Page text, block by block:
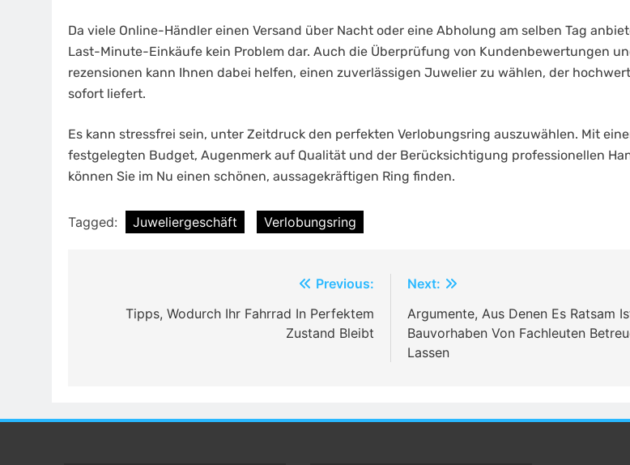
Da viele Online-Händler einen Versand über Nacht oder eine Abholung am selben Tag
Last-Minute-Einkäufe kein Problem dar. Auch die Überprüfung von Kundenbewertungen
rezensionen kann Ihnen dabei helfen, einen zuverlässigen Juwelier zu wählen, der
sofort liefert.
Es kann stressfrei sein, unter Zeitdruck den perfekten Verlobungsring auszuwählen. Mit
festgelegten Budget, Augenmerk auf Qualität und der Berücksichtigung professionellen
können Sie im Nu einen schönen, aussagekräftigen Ring finden.
Tagged: Juweliergeschäft Verlobungsring
navigation
Previous:
Tipps, Wodurch Ihr Fahrrad In Perfektem
Zustand Bleibt
Next:
Argumente, Aus Denen Es Ratsam
Bauvorhaben Von Fachleuten
Lassen